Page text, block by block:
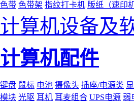
色带 色带架 指纹打卡机 版纸（速印
计算机设备及
计算机配件
键盘 鼠标 电池 摄像头 插座/电源类
模块 光驱 耳机 耳麦组合 UPS电源 弱